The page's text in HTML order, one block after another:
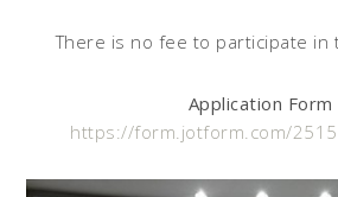
There is no fee to participate in
Application Form
https://form.jotform.com/